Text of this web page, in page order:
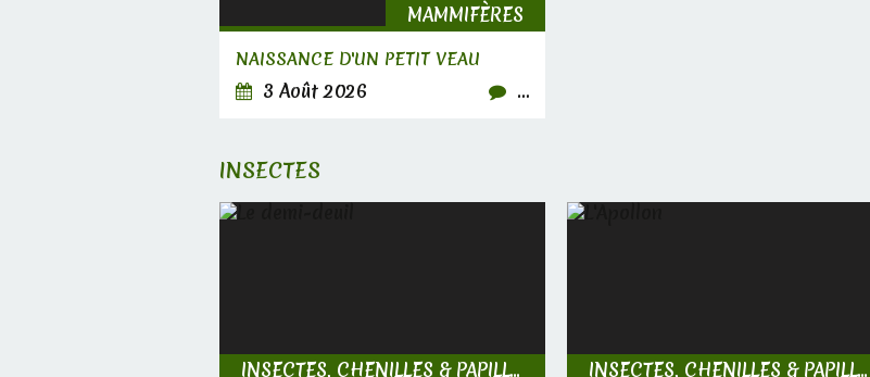
MAMMIFÈRES
NAISSANCE D'UN PETIT VEAU
3 Août 2026 …
INSECTES
INSECTES, CHENILLES & PAPILLONS INSECTES, CHENILLES & PAPILLONS